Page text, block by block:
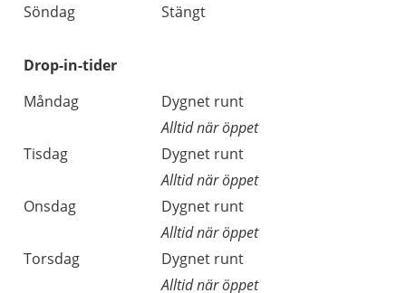
Söndag
Stängt
Drop-in-tider
Måndag
Dygnet runt
Alltid när öppet
Tisdag
Dygnet runt
Alltid när öppet
Onsdag
Dygnet runt
Alltid när öppet
Torsdag
Dygnet runt
Alltid när öppet